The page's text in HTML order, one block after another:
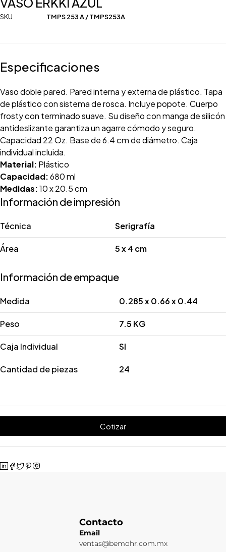
SKU TMPS 253 A / TMPS253A
Especificaciones
Vaso doble pared. Pared interna y externa de plástico. Tapa
de plástico con sistema de rosca. Incluye popote. Cuerpo
frosty con terminado suave. Su diseño con manga de silicón
antideslizante garantiza un agarre cómodo y seguro.
Capacidad 22 Oz. Base de 6.4 cm de diámetro. Caja
individual incluida.
Material: Plástico
Capacidad:680 ml
Medidas:10 x 20.5 cm
Información de impresión
Técnica Serigrafía
Área 5 x 4 cm
Información de empaque
Medida 0.285 x 0.66 x 0.44
Peso 7.5 KG
Caja Individual SI
Cantidad de piezas 24
Cotizar
Contacto
Email
ventas@bemohr.com.mx